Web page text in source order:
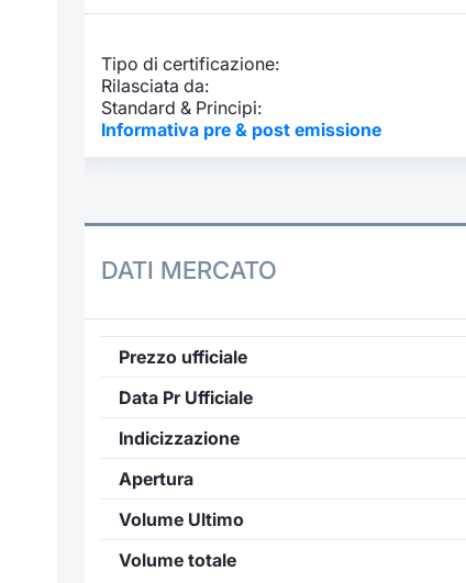
Tipo di certificazione:
Rilasciata da:
Standard & Principi:
Informativa pre & post emissione
DATI MERCATO
Prezzo ufficiale
Data Pr Ufficiale
Indicizzazione
Apertura
Volume Ultimo
Volume totale